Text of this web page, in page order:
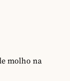
molho na